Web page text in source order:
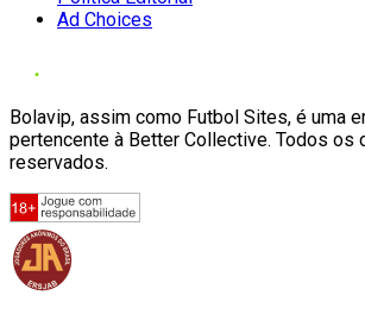
Ad Choices
Bolavip, assim como Futbol Sites, é uma
pertencente à Better Collective. Todos os
reservados.